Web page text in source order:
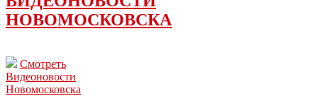
НОВОМОСКОВСКА
Смотреть
Видеоновости
Новомосковска